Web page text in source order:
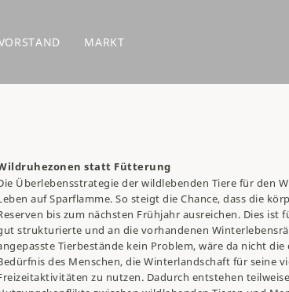
MARKT
statt Fütterung
Überlebensstrategie der wildlebenden Tiere für den
auf Sparflamme. So steigt die Chance, dass die
bis zum nächsten Frühjahr ausreichen. Dies ist
strukturierte und an die vorhandenen
Tierbestände kein Problem, wäre da nicht die
des Menschen, die Winterlandschaft für seine
zu nutzen. Dadurch entstehen